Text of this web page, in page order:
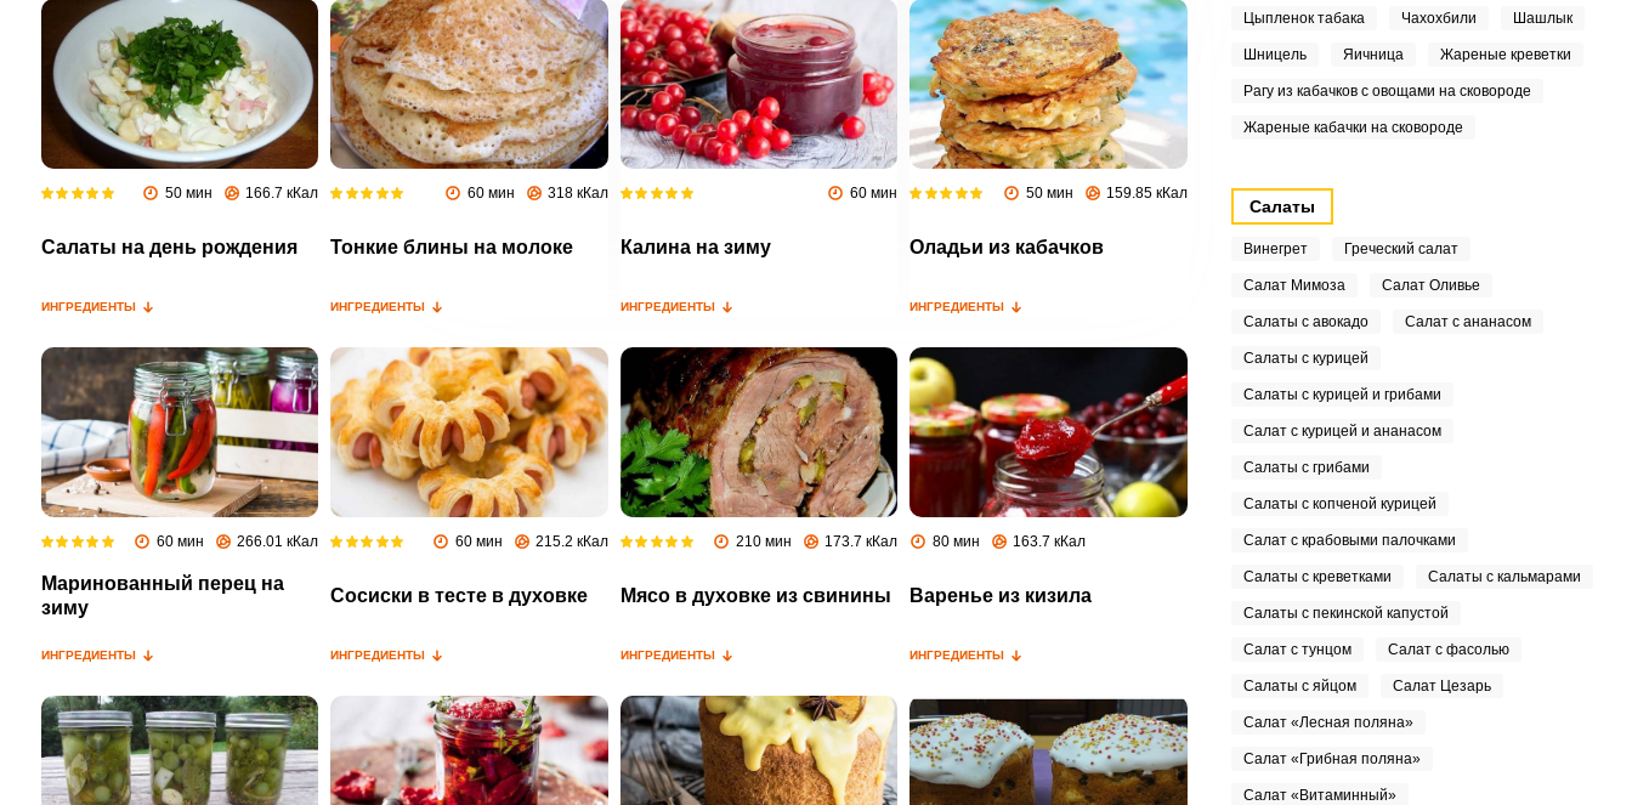
50 мин 166.7 кКал
Салаты на день рождения
ИНГРЕДИЕНТЫ
60 мин 318 кКал
Тонкие блины на молоке
ИНГРЕДИЕНТЫ
60 мин
Калина на зиму
ИНГРЕДИЕНТЫ
50 мин 159.85 кКал
Оладьи из кабачков
ИНГРЕДИЕНТЫ
60 мин 266.01 кКал
Маринованный перец на
зиму
ИНГРЕДИЕНТЫ
60 мин 215.2 кКал
Сосиски в тесте в духовке
ИНГРЕДИЕНТЫ
210 мин 173.7 кКал
Мясо в духовке из свинины
ИНГРЕДИЕНТЫ
80 мин 163.7 кКал
Варенье из кизила
ИНГРЕДИЕНТЫ
Цыпленок табака Чахохбили Шашлык
Шницель Яичница Жареные креветки
Рагу из кабачков с овощами на сковороде
Жареные кабачки на сковороде
Салаты
Винегрет Греческий салат
Салат Мимоза Салат Оливье
Салаты с авокадо Салат с ананасом
Салаты с курицей
Салаты с курицей и грибами
Салат с курицей и ананасом
Салаты с грибами
Салаты с копченой курицей
Салат с крабовыми палочками
Салаты с креветками Салаты с кальмарами
Салаты с пекинской капустой
Салат с тунцом Салат с фасолью
Салаты с яйцом Салат Цезарь
Салат «Лесная поляна»
Салат «Грибная поляна»
Салат «Витаминный»